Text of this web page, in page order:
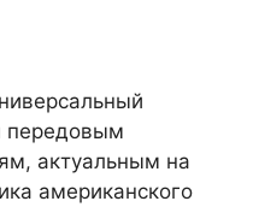
передовым
актуальным на
американского